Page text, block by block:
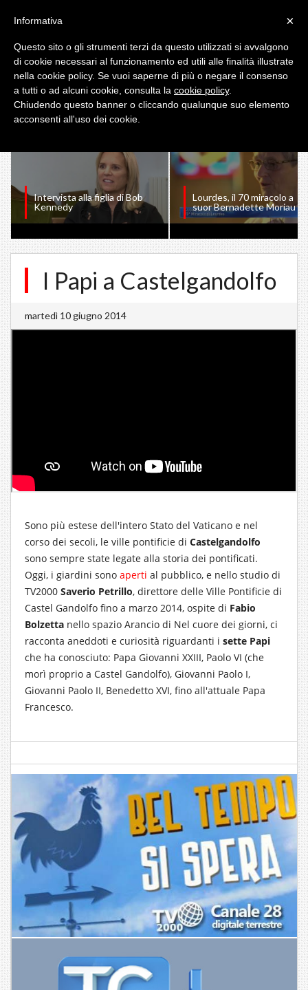
I PIU' VISTI
Intervista alla figlia di Bob
Kennedy
Lourdes, il 70 miracolo a
suor Bernadette Moriau
I Papi a Castelgandolfo
martedì 10 giugno 2014
Sono più estese dell'intero Stato del Vaticano e nel
corso dei secoli, le ville pontificie di Castelgandolfo
sono sempre state legate alla storia dei pontificati.
Oggi, i giardini sono aperti al pubblico, e nello studio di
TV2000 Saverio Petrillo, direttore delle Ville Pontificie di
Castel Gandolfo fino a marzo 2014, ospite di Fabio
Bolzetta nello spazio Arancio di Nel cuore dei giorni, ci
racconta aneddoti e curiosità riguardanti i sette Papi
che ha conosciuto: Papa Giovanni XXIII, Paolo VI (che
morì proprio a Castel Gandolfo), Giovanni Paolo I,
Giovanni Paolo II, Benedetto XVI, fino all'attuale Papa
Francesco.
×
Informativa
Questo sito o gli strumenti terzi da questo utilizzati si avvalgono
di cookie necessari al funzionamento ed utili alle finalità illustrate
nella cookie policy. Se vuoi saperne di più o negare il consenso
a tutti o ad alcuni cookie, consulta la cookie policy.
Chiudendo questo banner o cliccando qualunque suo elemento
acconsenti all'uso dei cookie.